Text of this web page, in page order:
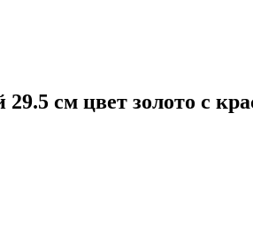
см цвет золото с